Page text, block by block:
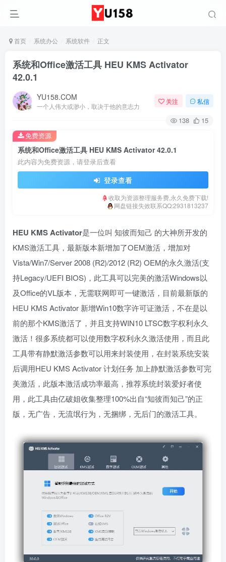
首页 系统办公 系统软件 正文
系统和Office激活工具 HEU KMS Activator
42.0.1
YU158.COM
一个人伟大或渺小，取决于他的意志力
关注 私信
138 15
系统和Office激活工具 HEU KMS Activator 42.0.1
此内容为免费资源，请登录后查看
登录查看
收取为资源整理服务费,永久免费下载!
网盘链接失效联系QQ:2931813237
免费资源
HEU KMS Activator是一位叫 知彼而知己 的大神所开发的
KMS激活工具，最新版本新增加了OEM激活，增加对
Vista/Win7/Server 2008 (R2)/2012 (R2) OEM的永久激活(支
持Legacy/UEFI BIOS)，此工具可以完美的激活Windows以
及Office的VL版本，无需联网即可一键激活，目前最新版的
HEU KMS Activator 新增Win10数字许可证激活，不在是以
前的那个KMS激活了，并且支持WIN10 LTSC数字权利永久
激活！很多系统都可以使用数字权利永久激活使用，而且此
工具带有静默激活参数可以用来封装使用，在封装系统安装
后调用HEU KMS Activator 计划任务 加上静默激活参数可完
美激活，此版本激活成功率最高，推荐系统封装爱好者使
用，此工具由亿破姐收集整理100%出自“知彼而知己”的正
版，无广告，无流氓行为，无捆绑，无后门的激活工具。